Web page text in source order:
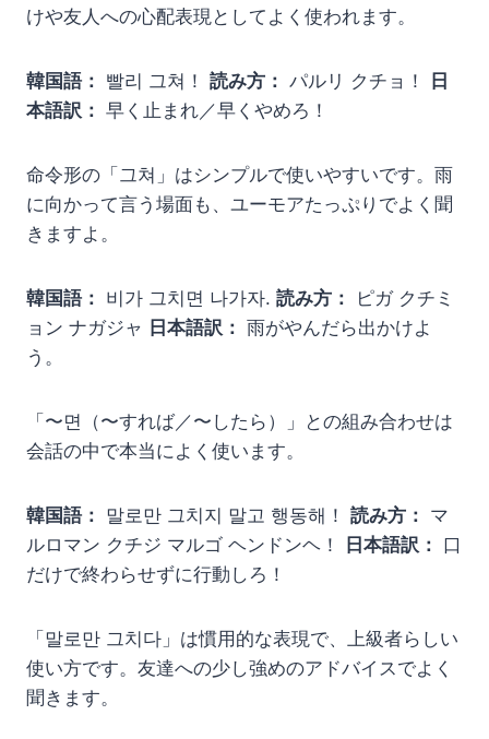
けや友人への心配表現としてよく使われます。
韓国語： 빨리 그쳐！ 読み方： パルリ クチョ！
日
本語訳： 早く止まれ／早くやめろ！
命令形の「그쳐」はシンプルで使いやすいです。雨
に向かって言う場面も、ユーモアたっぷりでよく聞
きますよ。
韓国語： 비가 그치면 나가자. 読み方：
ピガ クチミ
ョン ナガジャ 日本語訳： 雨がやんだら出かけよ
う。
「〜면（〜すれば／〜したら）」との組み合わせは
会話の中で本当によく使います。
韓国語： 말로만 그치지 말고 행동해！ 読み方： マ
ルロマン クチジ マルゴ ヘンドンヘ！
日本語訳： 口
だけで終わらせずに行動しろ！
「말로만 그치다」は慣用的な表現で、上級者らしい
使い方です。友達への少し強めのアドバイスでよく
聞きます。